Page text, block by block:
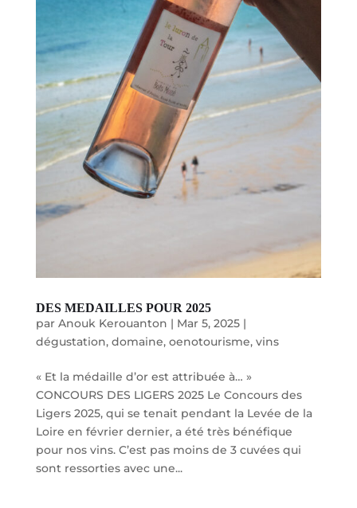
DES MEDAILLES POUR 2025
par Anouk Kerouanton | Mar 5, 2025|
dégustation, domaine, oenotourisme, vins
« Et la médaille d’or est attribuée à… »
CONCOURS DES LIGERS 2025 Le Concours des
Ligers 2025, qui se tenait pendant la Levée de la
Loire en février dernier, a été très bénéfique
pour nos vins. C’est pas moins de 3 cuvées qui
sont ressorties avec une...